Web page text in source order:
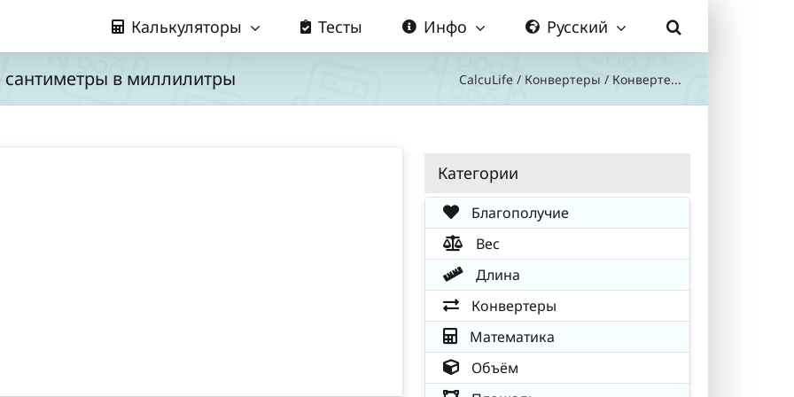
Калькуляторы Тесты Инфо Русский
сантиметры в миллилитры CalcuLife / Конвертеры / Конверте...
Категории
Благополучие
Вес
Длина
Конвертеры
Математика
Объём